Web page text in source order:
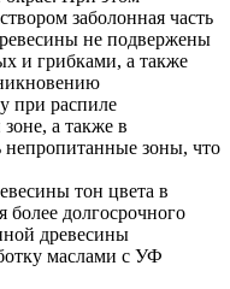
заболонная часть
не подвержены
и грибками, а также
при распиле
а также в
непропитанные зоны, что
тон цвета в
более долгосрочного
древесины
маслами с УФ